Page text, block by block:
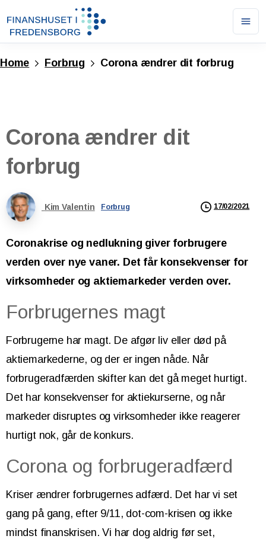
Home
Forbrug Corona ændrer dit forbrug
Corona ændrer dit
forbrug
Kim Valentin Forbrug 17/02/2021
Coronakrise og nedlukning giver forbrugere
verden over nye vaner. Det får konsekvenser for
virksomheder og aktiemarkeder verden over.
Forbrugernes magt
Forbrugerne har magt. De afgør liv eller død på
aktiemarkederne, og der er ingen nåde. Når
forbrugeradfærden skifter kan det gå meget hurtigt.
Det har konsekvenser for aktiekurserne, og når
markeder disruptes og virksomheder ikke reagerer
hurtigt nok, går de konkurs.
Corona og forbrugeradfærd
Kriser ændrer forbrugernes adfærd. Det har vi set
gang på gang, efter 9/11, dot-com-krisen og ikke
mindst finanskrisen. Vi har dog aldrig før set,